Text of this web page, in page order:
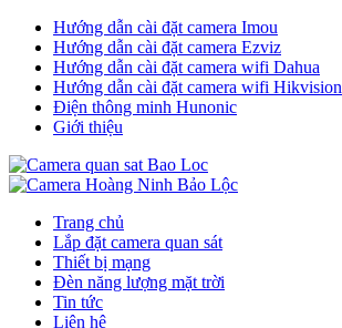
Hướng dẫn cài đặt camera Imou
Hướng dẫn cài đặt camera Ezviz
Hướng dẫn cài đặt camera wifi Dahua
Hướng dẫn cài đặt camera wifi Hikvision
Điện thông minh Hunonic
Giới thiệu
Trang chủ
Lắp đặt camera quan sát
Thiết bị mạng
Đèn năng lượng mặt trời
Tin tức
Liên hệ